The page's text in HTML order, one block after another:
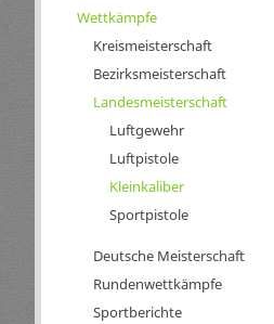
Wettkämpfe
Kreismeisterschaft
Bezirksmeisterschaft
Landesmeisterschaft
Luftgewehr
Luftpistole
Kleinkaliber
Sportpistole
Deutsche Meisterschaft
Rundenwettkämpfe
Sportberichte